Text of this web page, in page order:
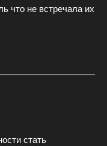
что не встречала их
стать